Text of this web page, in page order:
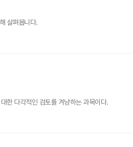
살펴봅니다.
한 다각적인 검토를 겨냥하는 과목이다.